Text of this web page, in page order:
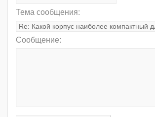
Тема сообщения:
Сообщение: